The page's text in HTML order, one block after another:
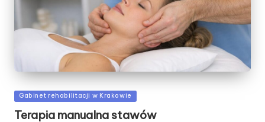
Posted
Gabinet rehabilitacji w Krakowie
Terapia manualna stawów